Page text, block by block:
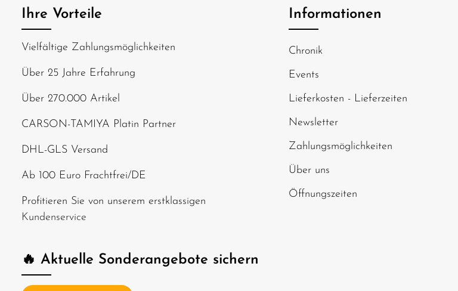
🔥 Aktuelle Sonderangebote sichern
Ihre Vorteile
Vielfältige Zahlungsmöglichkeiten
Über 25 Jahre Erfahrung
Über 270.000 Artikel
CARSON-TAMIYA Platin Partner
DHL-GLS Versand
Ab 100 Euro Frachtfrei/DE
Profitieren Sie von unserem erstklassigen
Kundenservice
Informationen
Chronik
Events
Lieferkosten - Lieferzeiten
Newsletter
Zahlungsmöglichkeiten
Über uns
Öffnungszeiten